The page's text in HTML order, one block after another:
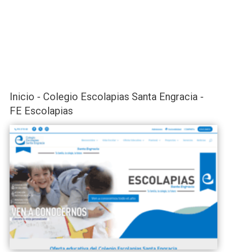
Inicio - Colegio Escolapias Santa Engracia -
FE Escolapias